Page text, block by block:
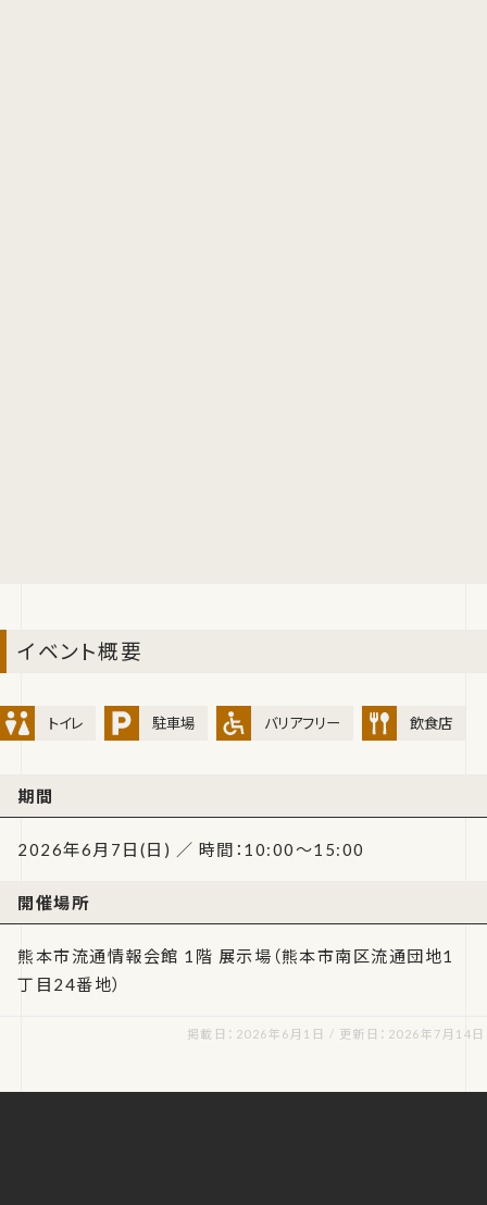
イベント概要
トイレ 駐車場 バリアフリー 飲食店
期間
2026年6月7日(日) ／ 時間：10:00～15:00
開催場所
熊本市流通情報会館 1階 展示場（熊本市南区流通団地1
丁目24番地）
掲載日：2026年6月1日 / 更新日：2026年7月14日